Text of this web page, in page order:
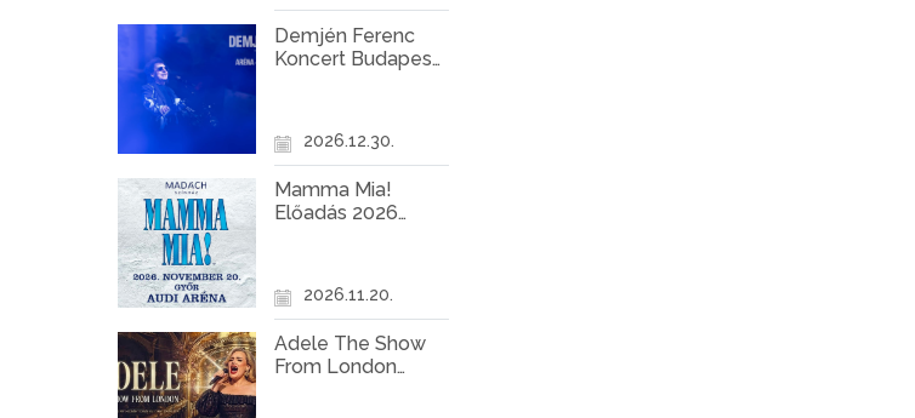
Demjén Ferenc
Koncert Budapest
2026.12.30.
Mamma Mia!
Előadás 2026
2026.11.20.
Adele The Show
From London